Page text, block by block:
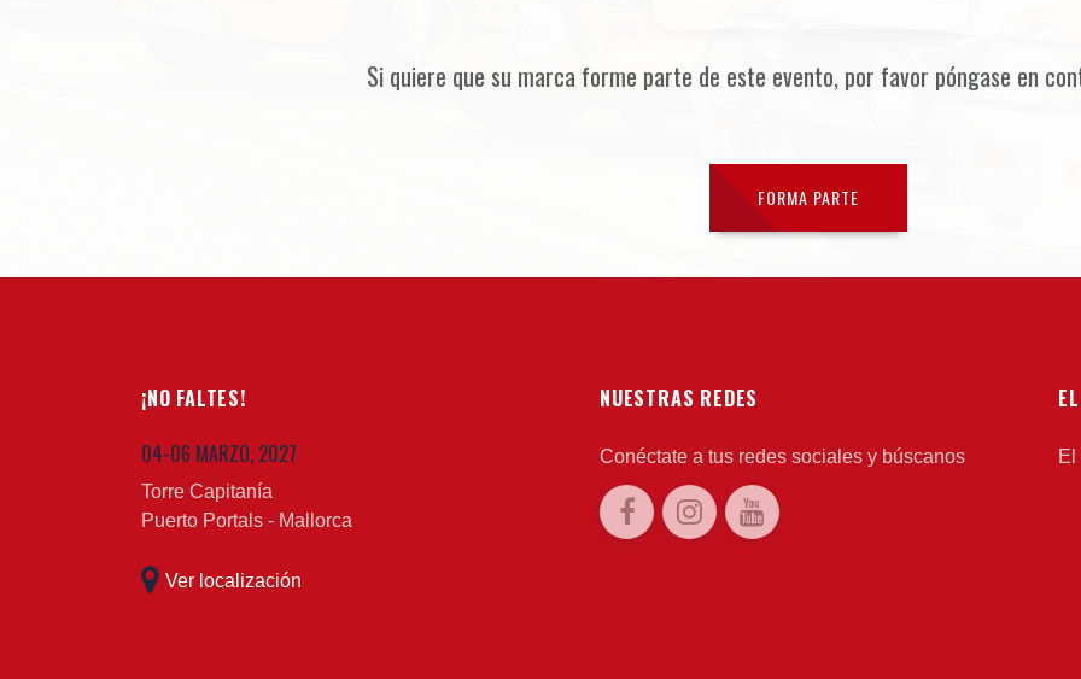
Si quiere que su marca forme parte de este evento, por favor póngase en
FORMA PARTE
¡NO FALTES!
04-06 MARZO, 2027
Torre Capitanía
Puerto Portals - Mallorca
Ver localización
NUESTRAS REDES
Conéctate a tus redes sociales y búscanos El